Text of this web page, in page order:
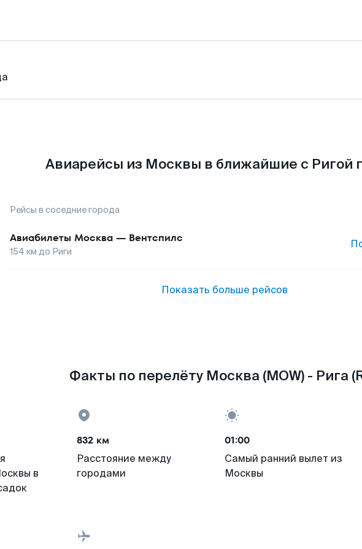
Авиарейсы из Москвы в ближайшие с Ригой
Рейсы в соседние города
Авиабилеты Москва — Вентспилс
154 км до Риги
Показать больше рейсов
Факты по перелёту Москва (MOW) - Рига
в
832 км
Расстояние между
городами
01:00
Самый ранний вылет из
Москвы